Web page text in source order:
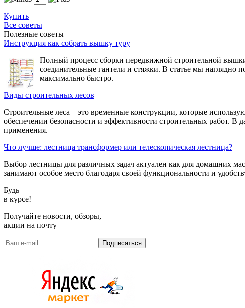
Купить
Все советы
Полезные советы
Инструкция как собрать вышку туру
Полный процесс сборки передвижной строительной
соединительные гантели и стяжки. В статье мы наглядно
максимально быстро.
Виды строительных лесов
Строительные леса – это временные конструкции, которые
обеспечении безопасности и эффективности строительных работ.
применения.
Что лучше: лестница трансформер или телескопическая лестница?
Выбор лестницы для различных задач актуален как для домашних
занимают особое место благодаря своей функциональности и
Будь
в курсе!
Получайте новости, обзоры,
акции на почту